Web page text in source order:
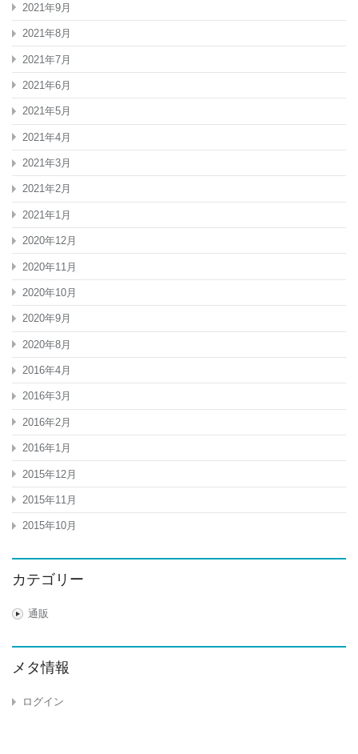
2021年9月
2021年8月
2021年7月
2021年6月
2021年5月
2021年4月
2021年3月
2021年2月
2021年1月
2020年12月
2020年11月
2020年10月
2020年9月
2020年8月
2016年4月
2016年3月
2016年2月
2016年1月
2015年12月
2015年11月
2015年10月
カテゴリー
通販
メタ情報
ログイン